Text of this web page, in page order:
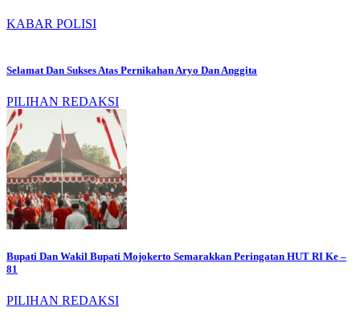
KABAR POLISI
Selamat Dan Sukses Atas Pernikahan Aryo Dan Anggita
PILIHAN REDAKSI
Bupati Dan Wakil Bupati Mojokerto Semarakkan Peringatan HUT RI Ke –
81
PILIHAN REDAKSI